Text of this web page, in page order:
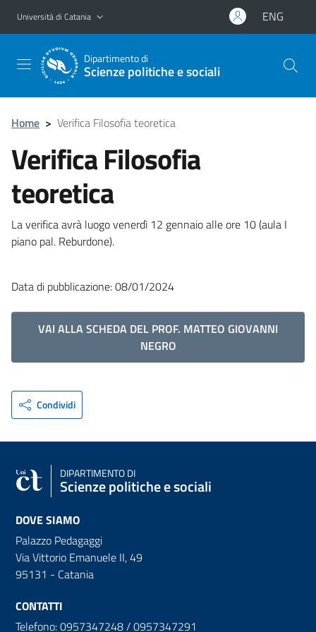
Vai al contenuto principale
Vai al menu di navigazione
Università di Catania ENG
Dipartimento di
Scienze politiche e sociali
Home > Verifica Filosofia teoretica
Verifica Filosofia
teoretica
La verifica avrà luogo venerdì 12 gennaio alle ore 10 (aula I
piano pal. Reburdone).
Data di pubblicazione: 08/01/2024
VAI ALLA SCHEDA DEL PROF. MATTEO GIOVANNI
NEGRO
Condividi
DIPARTIMENTO DI
Scienze politiche e sociali
DOVE SIAMO
Palazzo Pedagaggi
Via Vittorio Emanuele II, 49
95131 - Catania
CONTATTI
Telefono: 0957347248 / 0957347291